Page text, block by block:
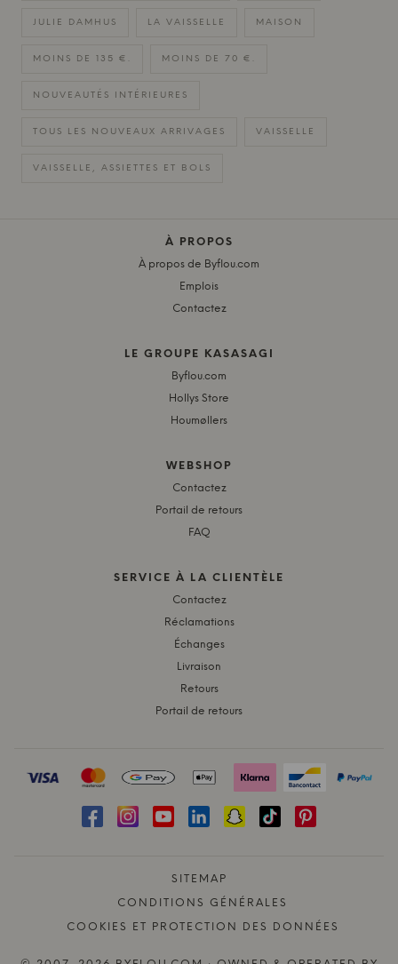
JULIE DAMHUS LA VAISSELLE MAISON
MOINS DE 135 €. MOINS DE 70 €.
NOUVEAUTÉS INTÉRIEURES
TOUS LES NOUVEAUX ARRIVAGES VAISSELLE
VAISSELLE, ASSIETTES ET BOLS
À PROPOS
À propos de Byflou.com
Emplois
Contactez
LE GROUPE KASASAGI
Byflou.com
Hollys Store
Houmøllers
WEBSHOP
Contactez
Portail de retours
FAQ
SERVICE À LA CLIENTÈLE
Contactez
Réclamations
Échanges
Livraison
Retours
Portail de retours
SITEMAP
CONDITIONS GÉNÉRALES
COOKIES ET PROTECTION DES DONNÉES